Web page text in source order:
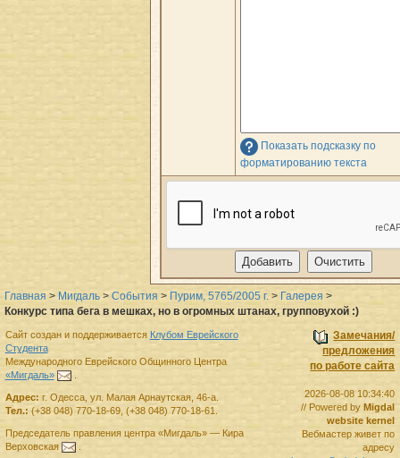
Показать подсказку по
форматированию текста
Главная > Мигдаль > События > Пурим, 5765/2005 г. > Галерея >
Конкурс типа бега в мешках, но в огромных штанах, групповухой :)
Замечания/
предложения
по работе сайта
2026-08-08 10:34:40
// Powered byMigdal
website kernel
Вебмастер живет по
адресу
Сайт создан и поддерживается Клубом Еврейского
Студента
Международного Еврейского Общинного Центра
«Мигдаль»
.
Адрес: г. Одесса, ул. Малая Арнаутская, 46-а.
Тел.: (+38 048) 770-18-69, (+38 048) 770-18-61
Председатель правленияцентра «Мигдаль»— Кира
Верховская
.